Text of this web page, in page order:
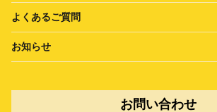
よくあるご質問
お知らせ
お問い合わせ